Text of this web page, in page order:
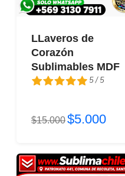
LLaveros de
Corazón
Sublimables MDF
5 / 5
5 / 5
$15.000$5.000